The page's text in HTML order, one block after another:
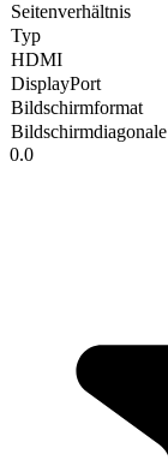
Seitenverhältnis
Typ
HDMI
DisplayPort
Bildschirmformat
Bildschirmdiagonale
0.0